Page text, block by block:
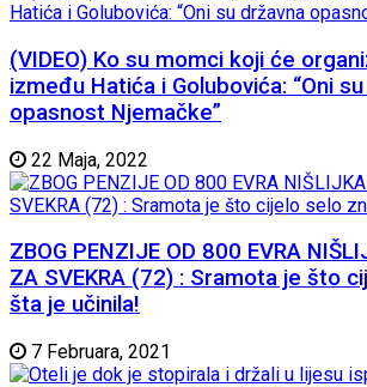
(VIDEO) Ko su momci koji će
između Hatića i Golubovića: “Oni
opasnost Njemačke”
22 Maja, 2022
ZBOG PENZIJE OD 800 EVRA
ZA SVEKRA (72) : Sramota je što
šta je učinila!
7 Februara, 2021